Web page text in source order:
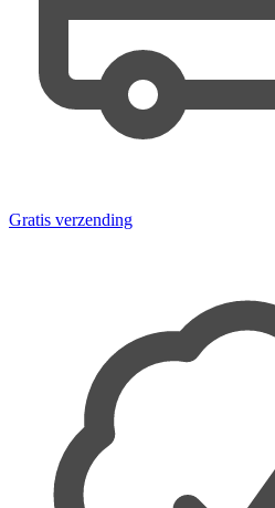
Gratis verzending